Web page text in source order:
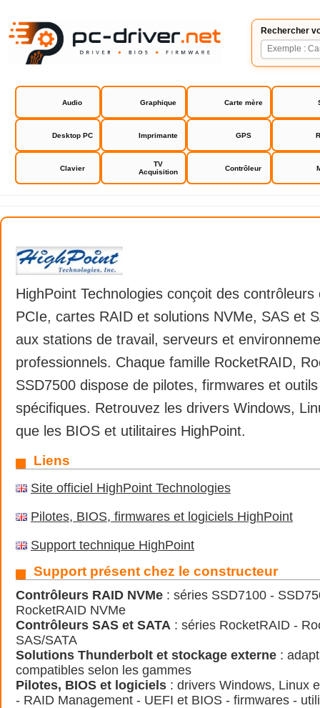
Rechercher
Audio Graphique Carte mère
Desktop PC Imprimante GPS
Clavier
TV
Acquisition
Contrôleur
HighPoint
HighPoint Technologies conçoit des
PCIe, cartes RAID et solutions NVMe, SAS et
aux stations de travail, serveurs et
professionnels. Chaque famille RocketRAID,
SSD7500 dispose de pilotes, firmwares et
spécifiques. Retrouvez les drivers Windows,
que les BIOS et utilitaires HighPoint.
Liens
Site officiel HighPoint Technologies
Pilotes, BIOS, firmwares et logiciels HighPoint
Support technique HighPoint
Support présent chez le constructeur
Contrôleurs RAID NVMe : séries SSD7100 -
RocketRAID NVMe
Contrôleurs SAS et SATA : séries RocketRAID -
SAS/SATA
Solutions Thunderbolt et stockage externe :
compatibles selon les gammes
Pilotes, BIOS et logiciels : drivers Windows, Linux
- RAID Management - UEFI et BIOS - firmwares -